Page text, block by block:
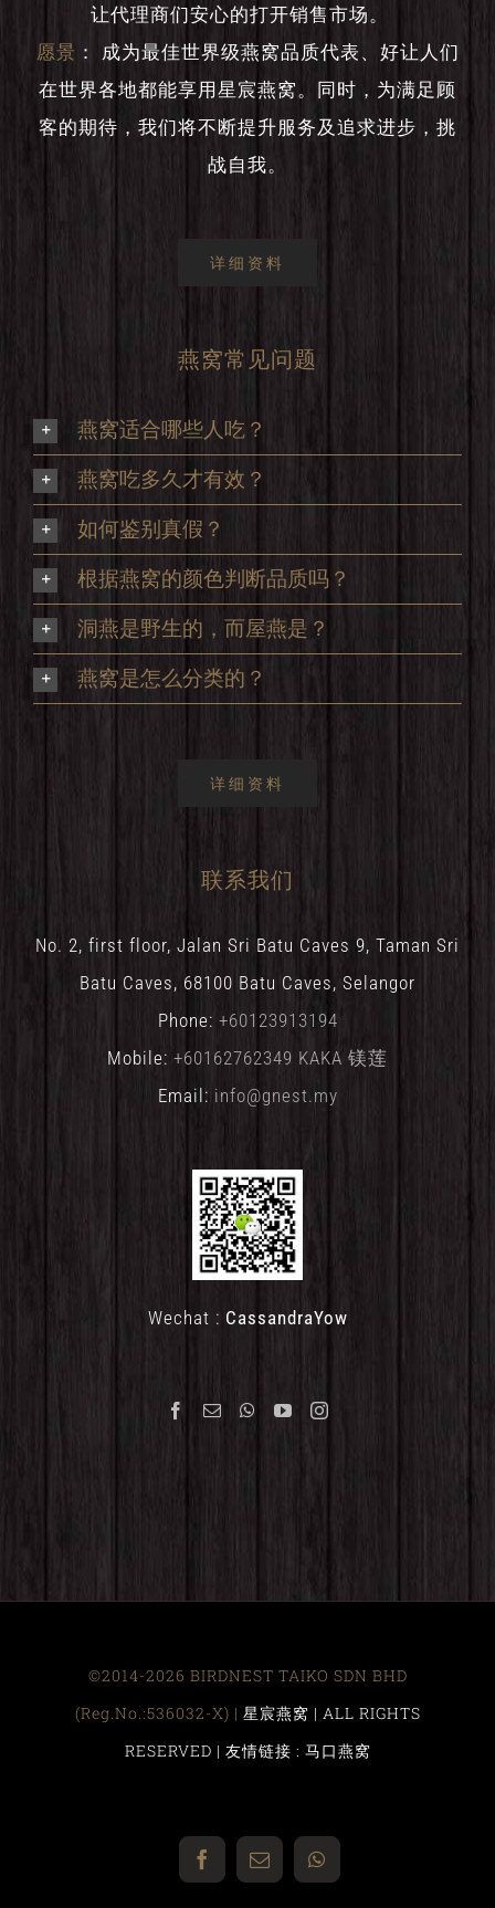
让代理商们安心的打开销售市场。
愿景 ：
成为最佳世界级燕窝品质代表、好让人们
在世界各地都能享用星宸燕窝。同时，为满足顾
客的期待，我们将不断提升服务及追求进步，挑
战自我。
详细资料
燕窝常见问题
燕窝适合哪些人吃？
燕窝吃多久才有效？
如何鉴别真假？
根据燕窝的颜色判断品质吗？
洞燕是野生的，而屋燕是？
燕窝是怎么分类的？
详细资料
联系我们
No. 2, first floor, Jalan Sri Batu Caves 9, Taman Sri
Batu Caves, 68100 Batu Caves, Selangor
Phone: +60123913194
Mobile: +60162762349 KAKA 镁莲
Email: info@gnest.my
Wechat : CassandraYow
©2014-2026 BIRDNEST TAIKO SDN BHD
(Reg.No.:536032-X) | 星宸燕窝 | ALL RIGHTS
RESERVED | 友情链接 : 马口燕窝
FacebookEmail WhatsApp